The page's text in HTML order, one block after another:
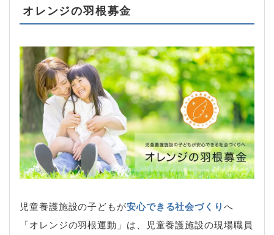
オレンジの羽根募金
児童養護施設の子どもが安心できる社会づくりへ
「オレンジの羽根運動」は、児童養護施設の現場職員